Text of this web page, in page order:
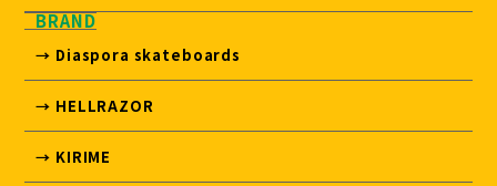
BRAND
→ Diaspora skateboards
→ HELLRAZOR
→ KIRIME